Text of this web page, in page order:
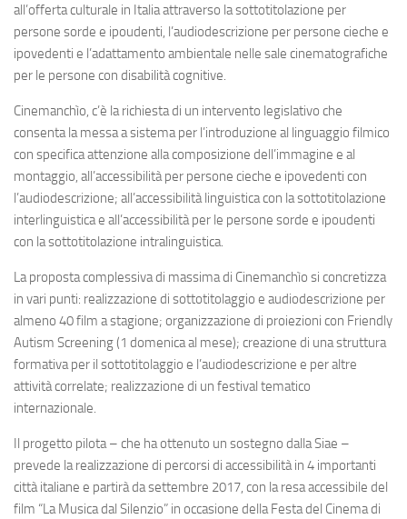
all’offerta culturale in Italia attraverso la sottotitolazione per
persone sorde e ipoudenti, l’audiodescrizione per persone cieche e
ipovedenti e l’adattamento ambientale nelle sale cinematografiche
per le persone con disabilità cognitive.
Cinemanchìo, c’è la richiesta di un intervento legislativo che
consenta la messa a sistema per l’introduzione al linguaggio filmico
con specifica attenzione alla composizione dell’immagine e al
montaggio, all’accessibilità per persone cieche e ipovedenti con
l’audiodescrizione; all’accessibilità linguistica con la sottotitolazione
interlinguistica e all’accessibilità per le persone sorde e ipoudenti
con la sottotitolazione intralinguistica.
La proposta complessiva di massima di Cinemanchìo si concretizza
in vari punti: realizzazione di sottotitolaggio e audiodescrizione per
almeno 40 film a stagione; organizzazione di proiezioni con Friendly
Autism Screening (1 domenica al mese); creazione di una struttura
formativa per il sottotitolaggio e l’audiodescrizione e per altre
attività correlate; realizzazione di un festival tematico
internazionale.
Il progetto pilota – che ha ottenuto un sostegno dalla Siae –
prevede la realizzazione di percorsi di accessibilità in 4 importanti
città italiane e partirà da settembre 2017, con la resa accessibile del
film “La Musica dal Silenzio” in occasione della Festa del Cinema di